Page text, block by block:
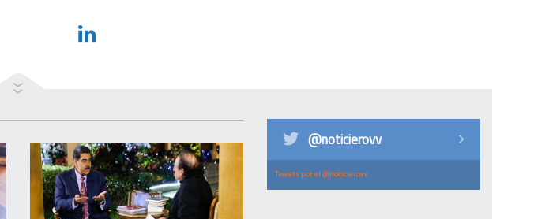
@noticierovv
Tweets por el @noticierovv.